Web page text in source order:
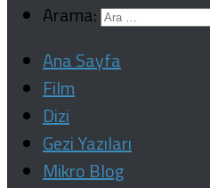
Arama:
Ana Sayfa
Film
Dizi
Gezi Yazıları
Mikro Blog